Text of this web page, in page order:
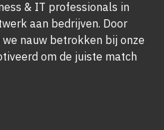
& IT professionals in
aan bedrijven. Door
nauw betrokken bij onze
om de juiste match